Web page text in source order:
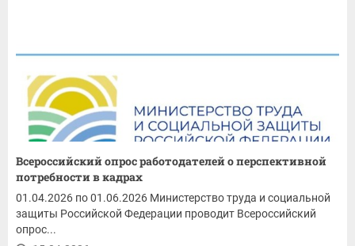
Всероссийский опрос работодателей о перспективной
потребности в кадрах
01.04.2026 по 01.06.2026 Министерство труда и социальной
защиты Российской Федерации проводит Всероссийский
опрос...